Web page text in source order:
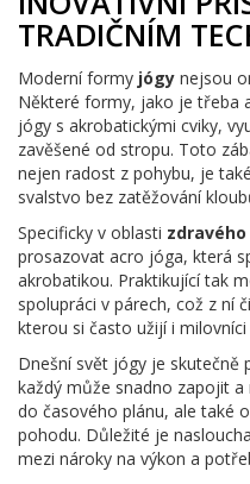
TRADIČNÍM
Moderní formy jógy nejsou
Některé formy, jako je třeba
jógy s akrobatickými cviky,
zavěšené od stropu. Toto
nejen radost z pohybu, je
svalstvo bez zatěžování
Specificky v oblasti
prosazovat acro jóga, která
akrobatikou. Praktikující tak
spolupráci v párech, což z ní
kterou si často užijí i
Dnešní svět jógy je skutečně
každý může snadno zapojit
do časového plánu, ale také
pohodu. Důležité je
mezi nároky na výkon a